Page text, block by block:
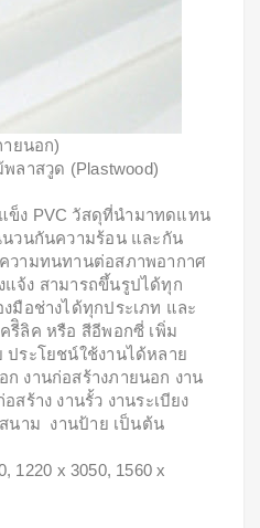
ยนอก)
ลาสวูด (Plastwood)
ง PVC วัสดุที่นำมาทดแทน
วนกันความร้อน และกัน
วามทนทานต่อสภาพอากาศ
จ้ง สามารถขึ้นรูปได้ทุก
มือช่างได้ทุกประเภท และ
รีิลิค หรือ สีอีพอกซี่ เพิ่ม
ระโยชน์ใช้งานได้หลาย
งานก่อสร้างภายนอก งาน
สร้าง งานรั้ว งานระเบียง
นาม งานป้าย เป็นต้น
1220 x 3050, 1560 x